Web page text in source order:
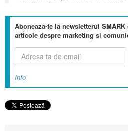
Aboneaza-te la newsletterul
articole despre marketing si
Info